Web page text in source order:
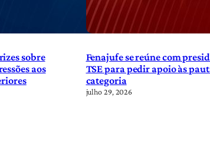
sobre
aos
Fenajufe se reúne com
TSE para pedir apoio às
categoria
julho 29, 2026